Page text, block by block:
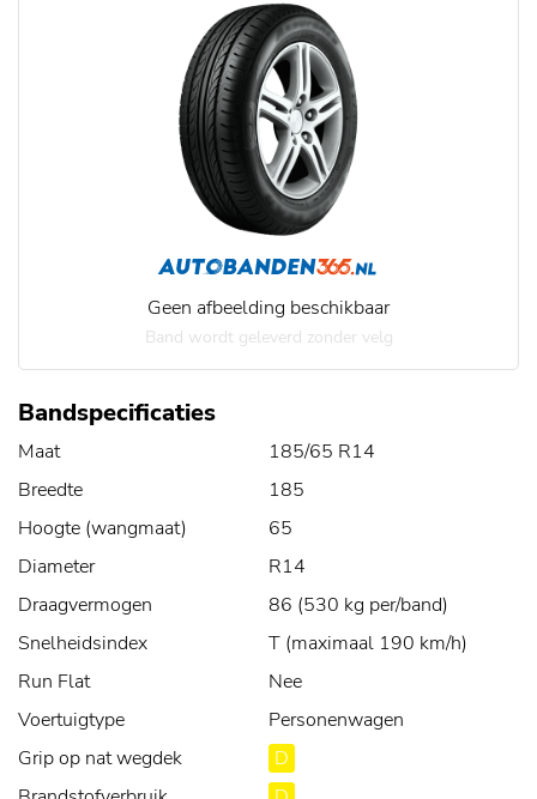
Geen afbeelding beschikbaar
Band wordt geleverd zonder velg
Bandspecificaties
Maat
185/65 R14
Breedte
185
Hoogte (wangmaat)
65
Diameter
R14
Draagvermogen
86 (530 kg per/band)
Snelheidsindex
T (maximaal 190 km/h)
Run Flat
Nee
Voertuigtype
Personenwagen
Grip op nat wegdek
D